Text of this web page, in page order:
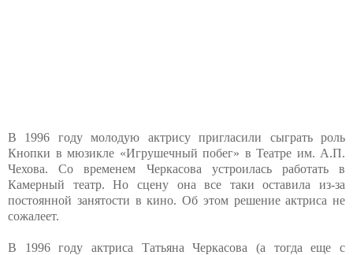
В 1996 году молодую актрису пригласили сыграть роль
Кнопки в мюзикле «Игрушечный побег» в Театре им. А.П.
Чехова. Со временем Черкасова устроилась работать в
Камерный театр. Но сцену она все таки оставила из-за
постоянной занятости в кино. Об этом решение актриса не
сожалеет.
В 1996 году актриса Татьяна Черкасова (а тогда еще с